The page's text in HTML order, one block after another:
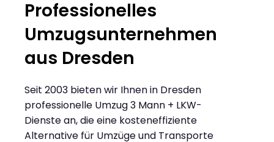
Professionelles
Umzugsunternehmen
aus Dresden
Seit 2003 bieten wir Ihnen in Dresden
professionelle Umzug 3 Mann + LKW-
Dienste an, die eine kosteneffiziente
Alternative für Umzüge und Transporte